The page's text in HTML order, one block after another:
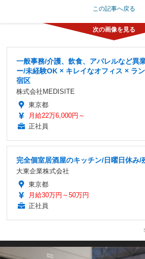
この記事へ戻る
一般事務/介護、飲食、アパレルなど異
ー/未経験OK × キレイなオフィス × ラ
宿区
株式会社MEDISITE
東京都
月給22万6,000円～
正社員
完全個室居酒屋のキッチン/日曜日休み/
大東企業株式会社
東京都
月給30万円～50万円
正社員